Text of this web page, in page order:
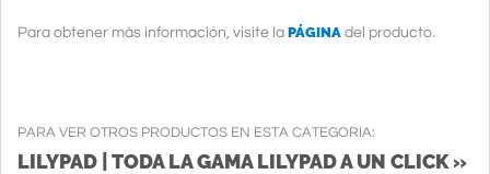
Para obtener más información, visite la PÁGINA del producto.
PARA VER OTROS PRODUCTOS EN ESTA CATEGORIA:
LILYPAD | TODA LA GAMA LILYPAD A UN CLICK »